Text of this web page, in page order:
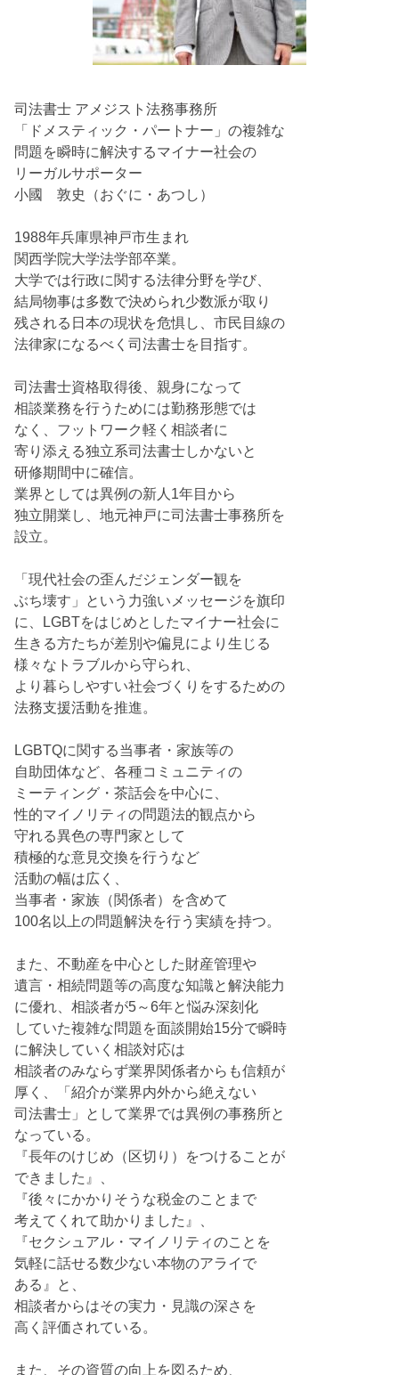
司法書士 アメジスト法務事務所
「ドメスティック・パートナー」の複雑な
問題を瞬時に解決するマイナー社会の
リーガルサポーター
小國 敦史（おぐに・あつし）
1988年兵庫県神戸市生まれ
関西学院大学法学部卒業。
大学では行政に関する法律分野を学び、
結局物事は多数で決められ少数派が取り
残される日本の現状を危惧し、市民目線の
法律家になるべく司法書士を目指す。
司法書士資格取得後、親身になって
相談業務を行うためには勤務形態では
なく、フットワーク軽く相談者に
寄り添える独立系司法書士しかないと
研修期間中に確信。
業界としては異例の新人1年目から
独立開業し、地元神戸に司法書士事務所を
設立。
「現代社会の歪んだジェンダー観を
ぶち壊す」という力強いメッセージを旗印
に、LGBTをはじめとしたマイナー社会に
生きる方たちが差別や偏見により生じる
様々なトラブルから守られ、
より暮らしやすい社会づくりをするための
法務支援活動を推進。
LGBTQに関する当事者・家族等の
自助団体など、各種コミュニティの
ミーティング・茶話会を中心に、
性的マイノリティの問題法的観点から
守れる異色の専門家として
積極的な意見交換を行うなど
活動の幅は広く、
当事者・家族（関係者）を含めて
100名以上の問題解決を行う実績を持つ。
また、不動産を中心とした財産管理や
遺言・相続問題等の高度な知識と解決能力
に優れ、相談者が5～6年と悩み深刻化
していた複雑な問題を面談開始15分で瞬時
に解決していく相談対応は
相談者のみならず業界関係者からも信頼が
厚く、「紹介が業界内外から絶えない
司法書士」として業界では異例の事務所と
なっている。
『長年のけじめ（区切り）をつけることが
できました』、
『後々にかかりそうな税金のことまで
考えてくれて助かりました』、
『セクシュアル・マイノリティのことを
気軽に話せる数少ない本物のアライで
ある』と、
相談者からはその実力・見識の深さを
高く評価されている。
また、その資質の向上を図るため、